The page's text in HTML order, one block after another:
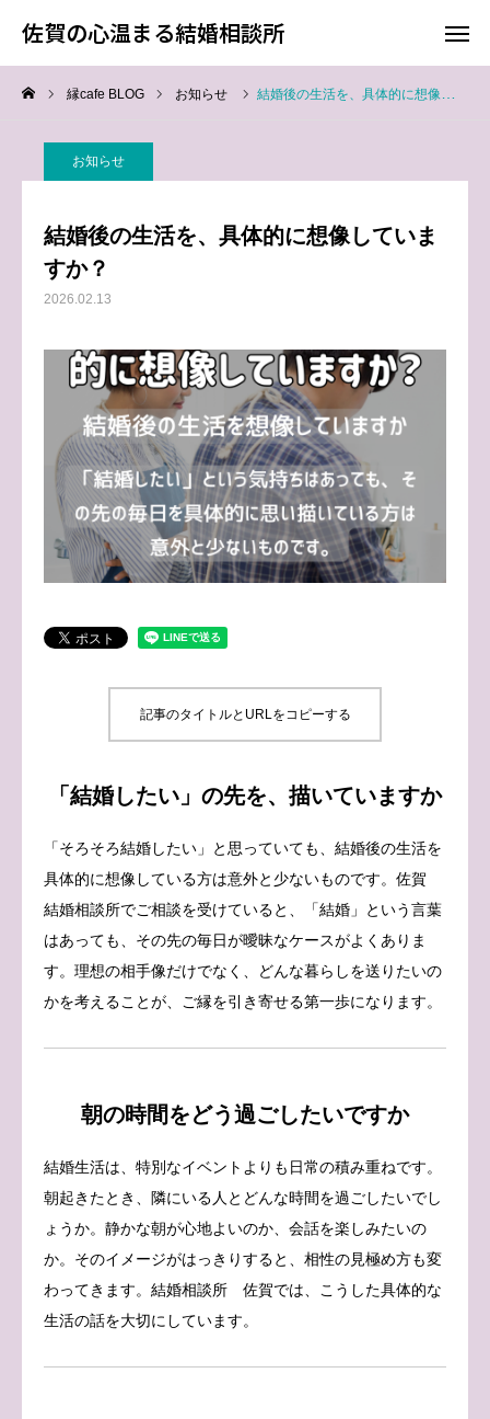
佐賀の心温まる結婚相談所
縁cafe BLOG お知らせ 結婚後の生活を、具体的に想像していますか？
お知らせ
結婚後の生活を、具体的に想像していま
すか？
2026.02.13
記事のタイトルとURLをコピーする
「結婚したい」の先を、描いていますか
「そろそろ結婚したい」と思っていても、結婚後の生活を
具体的に想像している方は意外と少ないものです。佐賀
結婚相談所でご相談を受けていると、「結婚」という言葉
はあっても、その先の毎日が曖昧なケースがよくありま
す。理想の相手像だけでなく、どんな暮らしを送りたいの
かを考えることが、ご縁を引き寄せる第一歩になります。
朝の時間をどう過ごしたいですか
結婚生活は、特別なイベントよりも日常の積み重ねです。
朝起きたとき、隣にいる人とどんな時間を過ごしたいでし
ょうか。静かな朝が心地よいのか、会話を楽しみたいの
か。そのイメージがはっきりすると、相性の見極め方も変
わってきます。結婚相談所 佐賀では、こうした具体的な
生活の話を大切にしています。
佐賀の心温まる結婚相談所
料金
成婚までの流れ
会員様からの喜びの声
よくあるご質問
お問い合わせ